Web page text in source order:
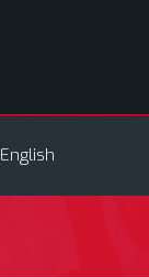
English